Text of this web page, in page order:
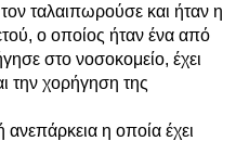
ταλαιπωρούσε και ήταν η
ο οποίος ήταν ένα από
στο νοσοκομείο, έχει
την χορήγηση της
η οποία έχει